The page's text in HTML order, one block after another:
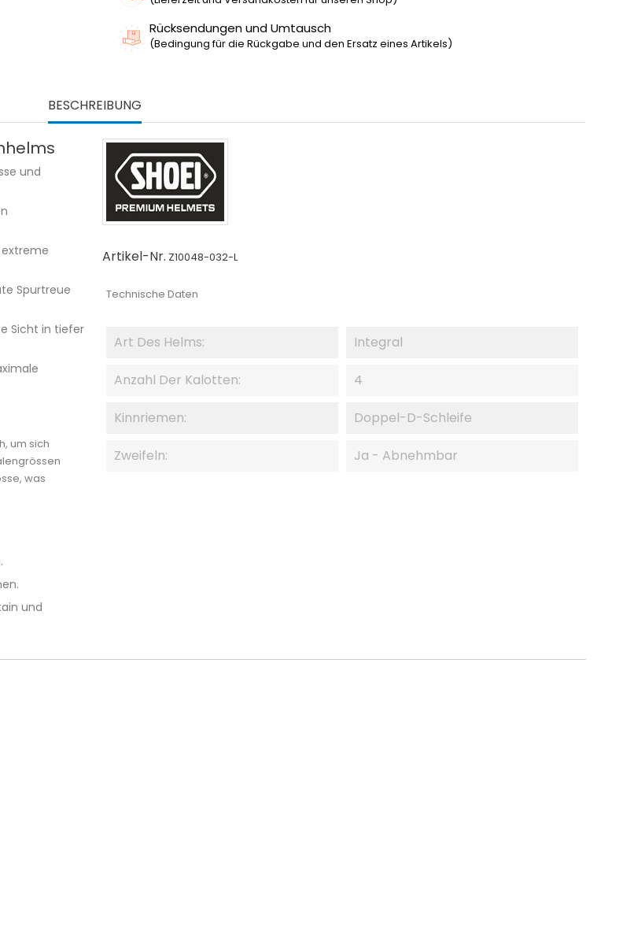
Rücksendungen und Umtausch
(Bedingung für die Rückgabe und den Ersatz eines Artikels)
BESCHREIBUNG
und
Spurtreue
Sicht in tiefer
um sich
was
und
Artikel-Nr. Z10048-032-L
Technische Daten
Art Des Helms: Integral
Anzahl Der Kalotten: 4
Kinnriemen: Doppel-D-Schleife
Zweifeln: Ja - Abnehmbar